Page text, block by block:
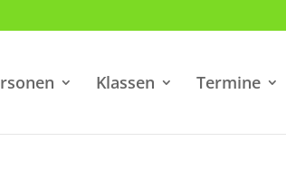
Klassen Termine